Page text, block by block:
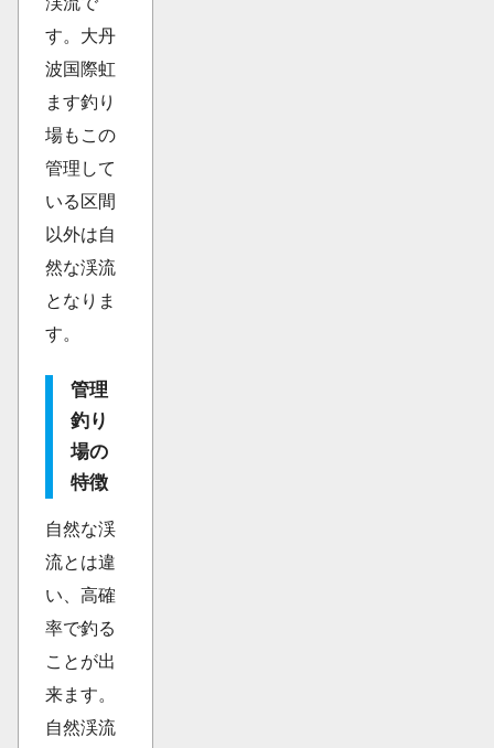
す。大丹
波国際虹
ます釣り
場もこの
管理して
いる区間
以外は自
然な渓流
となりま
す。
管理
釣り
場の
特徴
自然な渓
流とは違
い、高確
率で釣る
ことが出
来ます。
自然渓流